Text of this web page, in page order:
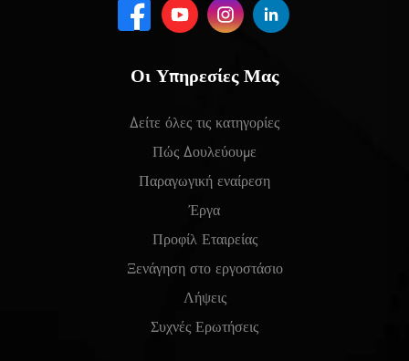
Οι Υπηρεσίες Μας
Δείτε όλες τις κατηγορίες
Πώς Δουλεύουμε
Παραγωγική εναίρεση
Έργα
Προφίλ Εταιρείας
Ξενάγηση στο εργοστάσιο
Λήψεις
Συχνές Ερωτήσεις